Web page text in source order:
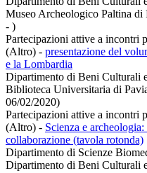
Museo Archeologico Paltina
- )
Partecipazioni attive a incontri
(Altro) - presentazione del
e la Lombardia
Dipartimento di Beni Culturali
Biblioteca Universitaria di
06/02/2020)
Partecipazioni attive a incontri
(Altro) - Scienza e
collaborazione (tavola rotonda)
Dipartimento di Scienze
Dipartimento di Beni Culturali